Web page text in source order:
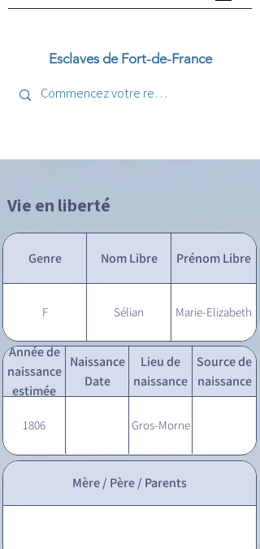
Esclaves de Fort-de-France
Vie en liberté
Genre Nom Libre Prénom Libre
F Sélian Marie-Elizabeth
Année de
naissance
estimée
Naissance
Date
Lieu de
naissance
Source de
naissance
1806 Gros-Morne
Mère / Père / Parents